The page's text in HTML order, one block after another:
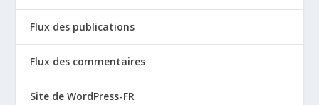
Flux des publications
Flux des commentaires
Site de WordPress-FR